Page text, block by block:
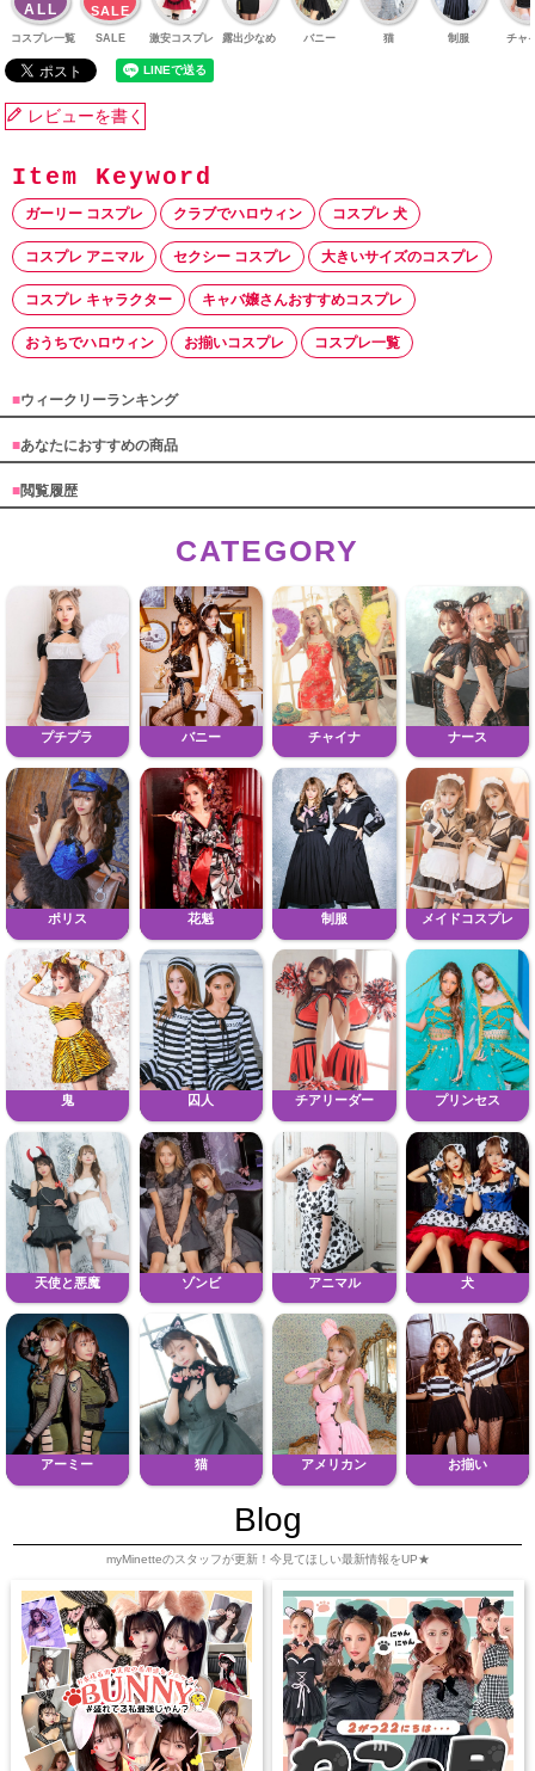
ALL
コスプレ一覧
SALE
SALE 激安コスプレ 露出少なめ バニー 猫 制服 チャ
レビューを書く
ガーリー コスプレ クラブでハロウィン コスプレ 犬
コスプレ アニマル セクシー コスプレ 大きいサイズのコスプレ
コスプレ キャラクター キャバ嬢さんおすすめコスプレ
おうちでハロウィン お揃いコスプレ コスプレ一覧
■ウィークリーランキング
■あなたにおすすめの商品
■閲覧履歴
CATEGORY
プチプラ バニー チャイナ ナース
ポリス 花魁 制服 メイドコスプレ
鬼 囚人 チアリーダー プリンセス
天使と悪魔 ゾンビ アニマル 犬
アーミー 猫 アメリカン お揃い
Blog
myMinetteのスタッフが更新！今見てほしい最新情報をUP★